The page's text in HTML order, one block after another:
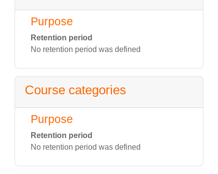
Purpose
Retention period
No retention period was defined
Course categories
Purpose
Retention period
No retention period was defined